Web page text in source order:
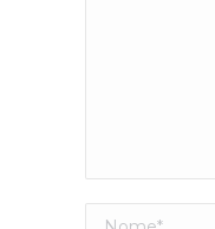
Nome *